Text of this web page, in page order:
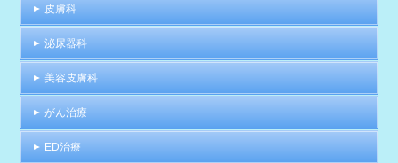
皮膚科
泌尿器科
美容皮膚科
がん治療
ED治療